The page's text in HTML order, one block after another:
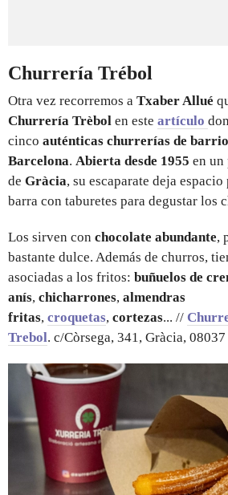
Churrería Trébol
Otra vez recorremos a Txaber Allué
Churrería Trèbol en este artículo
cinco auténticas churrerías de
Barcelona. Abierta desde 1955 en un
de Gràcia, su escaparate deja
barra con taburetes para degustar los
Los sirven con chocolate abundante,
bastante dulce. Además de churros,
asociadas a los fritos: buñuelos de
anís, chicharrones, almendras
fritas, croquetas, cortezas... //
Trebol. c/Còrsega, 341, Gràcia,